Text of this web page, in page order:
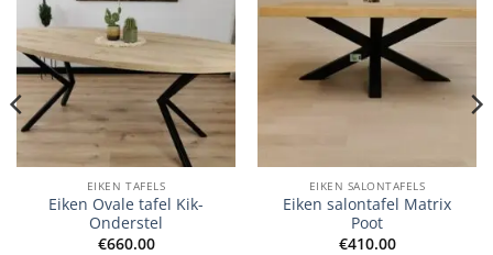
EIKEN TAFELS
Eiken Ovale tafel Kik-
Onderstel
€660.00
EIKEN SALONTAFELS
Eiken salontafel Matrix
Poot
€410.00